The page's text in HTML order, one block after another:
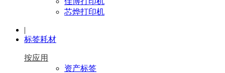
芯烨打印机
|
标签耗材
按应用
资产标签